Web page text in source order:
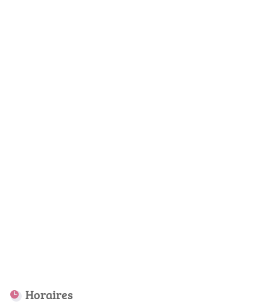
Horaires